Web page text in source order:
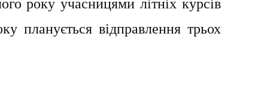
року учасницями літніх курсів
планується відправлення трьох